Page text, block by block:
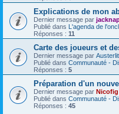
Explications de mon
Dernier message par
Publié dans L'agenda de
Réponses : 11
Carte des joueurs et
Dernier message par
Publié dans Communauté -
Réponses : 5
Préparation d'un
Dernier message par Nicofig
Publié dans Communauté -
Réponses : 45